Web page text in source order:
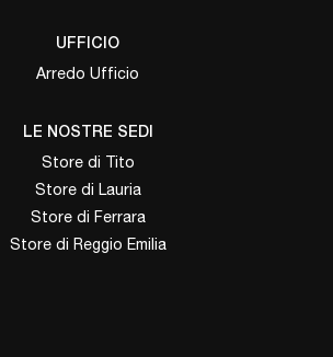
UFFICIO
Arredo Ufficio
LE NOSTRE SEDI
Store di Tito
Store di Lauria
Store di Ferrara
Store di Reggio Emilia